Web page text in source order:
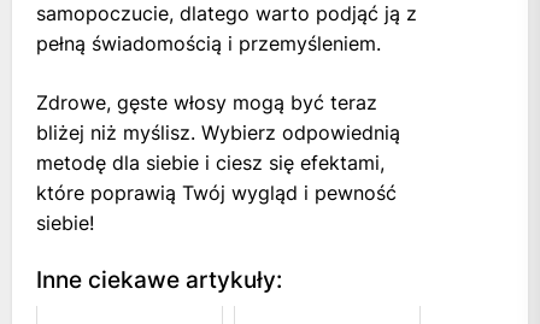
samopoczucie, dlatego warto podjąć ją z
pełną świadomością i przemyśleniem.
Zdrowe, gęste włosy mogą być teraz
bliżej niż myślisz. Wybierz odpowiednią
metodę dla siebie i ciesz się efektami,
które poprawią Twój wygląd i pewność
siebie!
Inne ciekawe artykuły: